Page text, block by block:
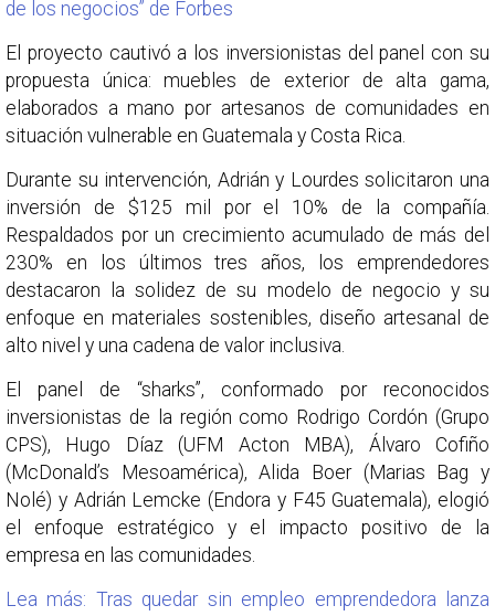
de los negocios” de Forbes
El proyecto cautivó a los inversionistas del panel con su
propuesta única: muebles de exterior de alta gama,
elaborados a mano por artesanos de comunidades en
situación vulnerable en Guatemala y Costa Rica.
Durante su intervención, Adrián y Lourdes solicitaron una
inversión de $125 mil por el 10% de la compañía.
Respaldados por un crecimiento acumulado de más del
230% en los últimos tres años, los emprendedores
destacaron la solidez de su modelo de negocio y su
enfoque en materiales sostenibles, diseño artesanal de
alto nivel y una cadena de valor inclusiva.
El panel de “sharks”, conformado por reconocidos
inversionistas de la región como Rodrigo Cordón (Grupo
CPS), Hugo Díaz (UFM Acton MBA), Álvaro Cofiño
(McDonald’s Mesoamérica), Alida Boer (Marias Bag y
Nolé) y Adrián Lemcke (Endora y F45 Guatemala), elogió
el enfoque estratégico y el impacto positivo de la
empresa en las comunidades.
Lea más: Tras quedar sin empleo emprendedora lanza